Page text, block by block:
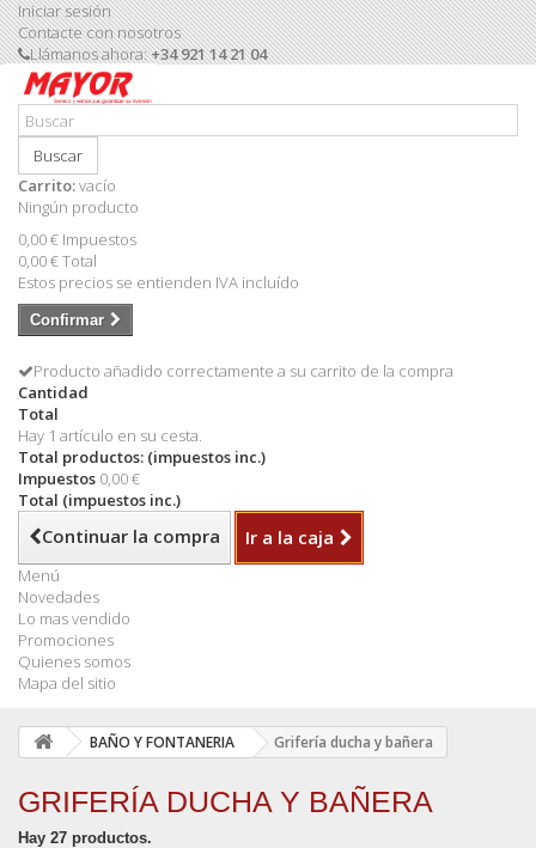
Iniciar sesión
Contacte con nosotros
Llámanos ahora:+34 921 14 21 04
Buscar
Carrito:vacío
Ningún producto
0,00 € Impuestos
0,00 €Total
Estos precios se entienden IVA incluído
Confirmar
Producto añadido correctamente a su carrito de la compra
Cantidad
Total
Hay 1 artículo en su cesta.
Total productos: (impuestos inc.)
Impuestos 0,00 €
Total (impuestos inc.)
Continuar la compra Ir a la caja
Menú
Novedades
Lo mas vendido
Promociones
Quienes somos
Mapa del sitio
BAÑO Y FONTANERIA Grifería ducha y bañera
GRIFERÍA DUCHA Y BAÑERA
Hay 27 productos.